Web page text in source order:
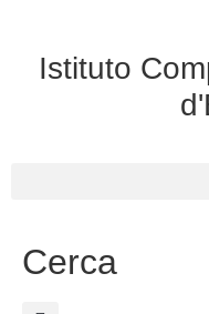
Istituto
Cerca